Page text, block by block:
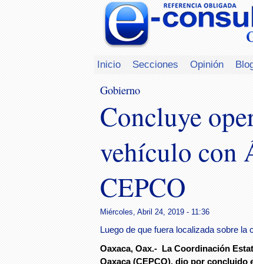
Inicio Secciones Opinión
Gobierno
Concluye
vehículo con
CEPCO
Miércoles, Abril 24, 2019 - 11:36
Luego de que fuera localizada sobre
Oaxaca, Oax.- La Coordinación
Oaxaca (CEPCO), dio por concluido